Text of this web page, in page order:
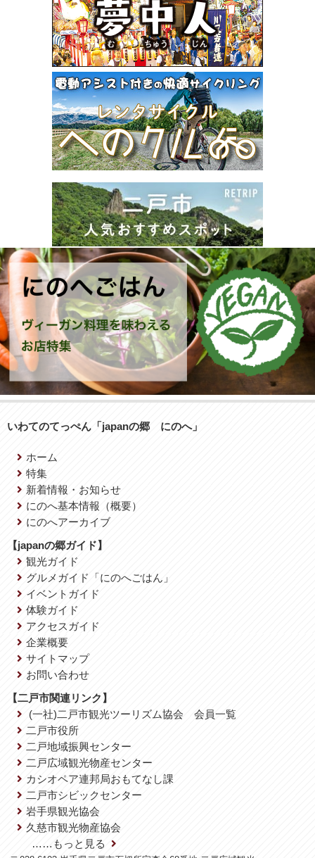
いわてのてっぺん「japanの郷 にのへ」
ホーム
特集
新着情報・お知らせ
にのへ基本情報（概要）
にのへアーカイブ
【japanの郷ガイド】
観光ガイド
グルメガイド「にのへごはん」
イベントガイド
体験ガイド
アクセスガイド
企業概要
サイトマップ
お問い合わせ
【二戸市関連リンク】
(一社)二戸市観光ツーリズム協会 会員一覧
二戸市役所
二戸地域振興センター
二戸広域観光物産センター
カシオペア連邦局おもてなし課
二戸市シビックセンター
岩手県観光協会
久慈市観光物産協会
……もっと見る